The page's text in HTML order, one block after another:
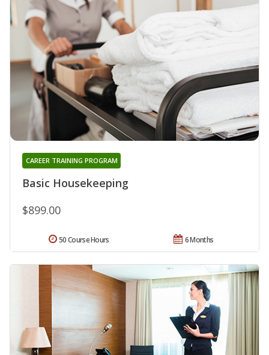
Basic Housekeeping
CAREER TRAINING PROGRAM
$899.00
6 Months
50 Course Hours